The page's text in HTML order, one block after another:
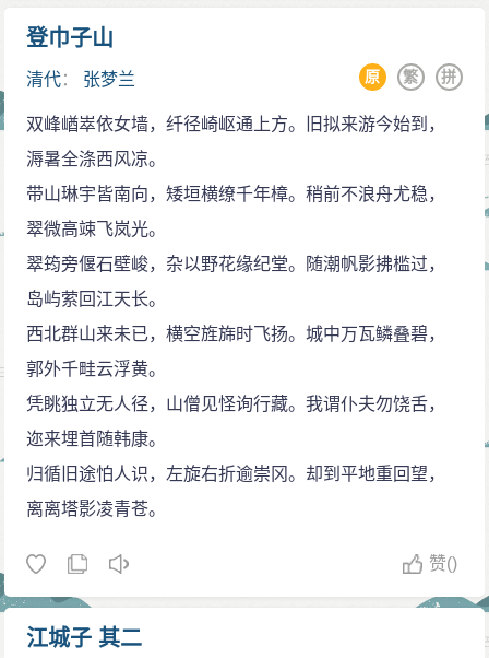
登巾子山
清代： 张梦兰 拼
繁
原
双峰崷崒依女墙，纤径崎岖通上方。旧拟来游今始到，
溽暑全涤西风凉。
带山琳宇皆南向，矮垣横缭千年樟。稍前不浪舟尤稳，
翠微高竦飞岚光。
翠筠旁偃石壁峻，杂以野花缘纪堂。随潮帆影拂槛过，
岛屿萦回江天长。
西北群山来未已，横空旌旆时飞扬。城中万瓦鳞叠碧，
郭外千畦云浮黄。
凭眺独立无人径，山僧见怪询行藏。我谓仆夫勿饶舌，
迩来埋首随韩康。
归循旧途怕人识，左旋右折逾崇冈。却到平地重回望，
离离塔影凌青苍。
赞()
江城子 其二